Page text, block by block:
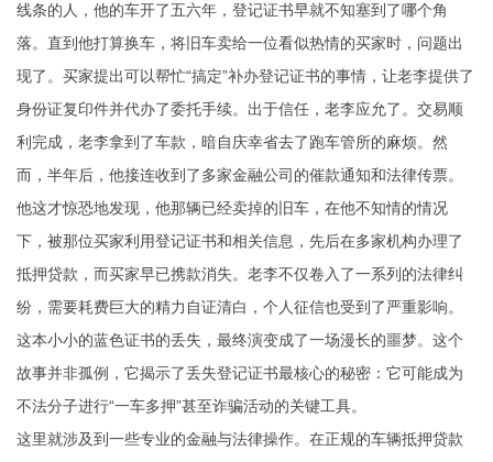
线条的人，他的车开了五六年，登记证书早就不知塞到了哪个角
落。直到他打算换车，将旧车卖给一位看似热情的买家时，问题出
现了。买家提出可以帮忙“搞定”补办登记证书的事情，让老李提供了
身份证复印件并代办了委托手续。出于信任，老李应允了。交易顺
利完成，老李拿到了车款，暗自庆幸省去了跑车管所的麻烦。然
而，半年后，他接连收到了多家金融公司的催款通知和法律传票。
他这才惊恐地发现，他那辆已经卖掉的旧车，在他不知情的情况
下，被那位买家利用登记证书和相关信息，先后在多家机构办理了
抵押贷款，而买家早已携款消失。老李不仅卷入了一系列的法律纠
纷，需要耗费巨大的精力自证清白，个人征信也受到了严重影响。
这本小小的蓝色证书的丢失，最终演变成了一场漫长的噩梦。这个
故事并非孤例，它揭示了丢失登记证书最核心的秘密：它可能成为
不法分子进行“一车多押”甚至诈骗活动的关键工具。
这里就涉及到一些专业的金融与法律操作。在正规的车辆抵押贷款